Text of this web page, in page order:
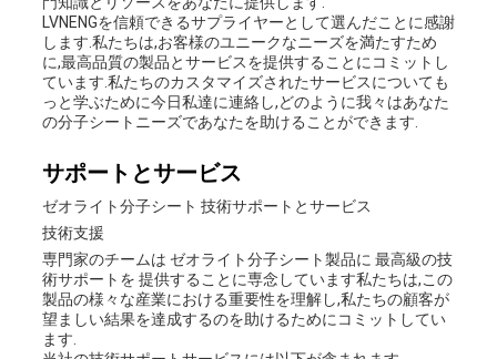
LVNENGを信頼できるサプライヤーとして選んだことに感謝
します.私たちは,お客様のユニークなニーズを満たすため
に,最高品質の製品とサービスを提供することにコミットし
ています.私たちのカスタマイズされたサービスについても
っと学ぶために今日私達に連絡し,どのように我々はあなた
の分子シートニーズであなたを助けることができます.
サポートとサービス
ゼオライト分子シート 技術サポートとサービス
技術支援
専門家のチームは ゼオライト分子シート製品に 最高級の技
術サポートを 提供することに専念しています私たちは,この
製品の様々な産業における重要性を理解し,私たちの顧客が
望ましい結果を達成するのを助けるためにコミットしてい
ます.